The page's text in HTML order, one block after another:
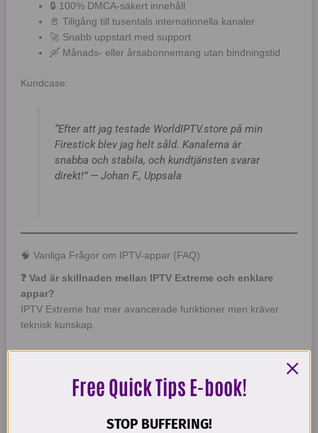
🔒 100% DMCA-säkert innehåll
🚪 Tillgång till tusentals internationella kanaler
🚀 Snabb uppstart med support
🛶 Månads- eller årsabonnemang utan bindningstid
Kundcase:
“Efter att jag testade WorldIPTV.store på min
Firestick blev jag helt såld. Kanalerna är
snabba och stabila, och kundtjänsten svarar
direkt!” — Johan F., Uppsala
🧠 Vanliga Frågor om IPTV-appar (FAQ)
❓ Vad är skillnaden mellan IPTV Extreme och enklare
appar?
IPTV Extreme har mer avancerade funktioner men kräver
teknisk kunskap.
Välj pålitliga källor somWorldIPTV.storeoch undvik
Free Quick Tips E-book!
STOP BUFFERING!